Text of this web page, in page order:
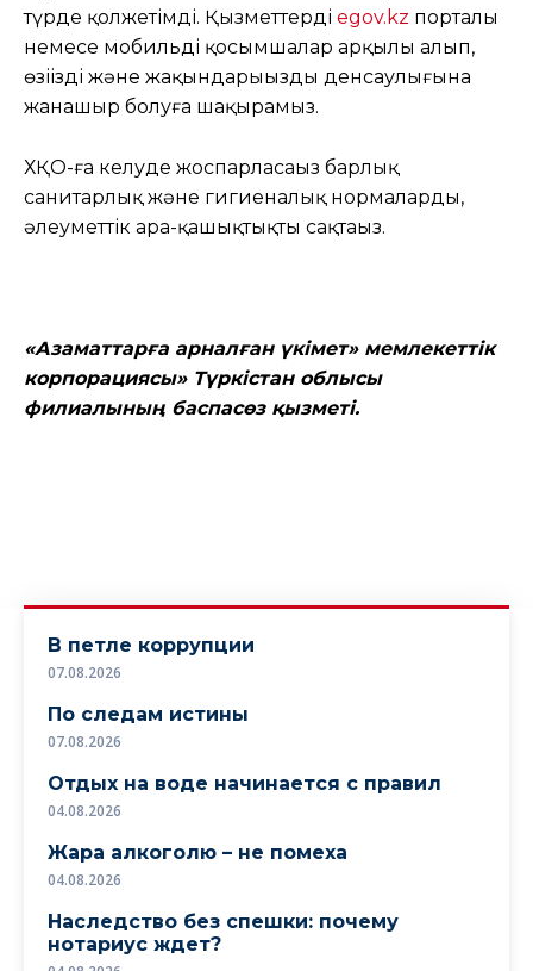
түрде қолжетімді. Қызметтерді еgov.kz порталы
немесе мобильді қосымшалар арқылы алып,
өзіңіздің және жақындарыңыздың денсаулығына
жанашыр болуға шақырамыз.
ХҚО-ға келуде жоспарласаңыз барлық
санитарлық және гигиеналық нормаларды,
әлеуметтік ара-қашықтықты сақтаңыз.
«Азаматтарға арналған үкімет» мемлекеттік
корпорациясы» Түркістан облысы
филиалының баспасөз қызметі.
В петле коррупции
07.08.2026
По следам истины
07.08.2026
Отдых на воде начинается с правил
04.08.2026
Жара алкоголю – не помеха
04.08.2026
Наследство без спешки: почему
нотариус ждет?